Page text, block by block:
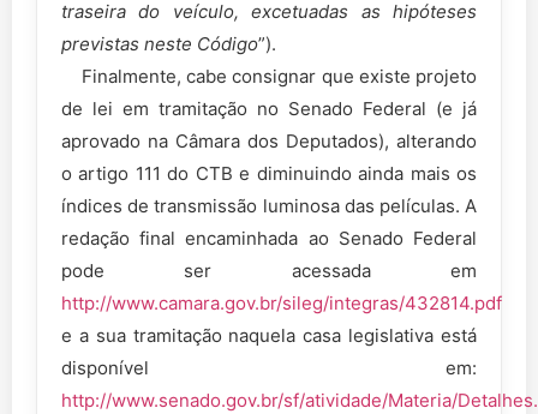
traseira do veículo, excetuadas as hipóteses
previstas neste Código”).
Finalmente, cabe consignar que existe projeto
de lei em tramitação no Senado Federal (e já
aprovado na Câmara dos Deputados), alterando
o artigo 111 do CTB e diminuindo ainda mais os
índices de transmissão luminosa das películas. A
redação final encaminhada ao Senado Federal
pode ser acessada em
http://www.camara.gov.br/sileg/integras/432814.pdf
e a sua tramitação naquela casa legislativa está
disponível em:
http://www.senado.gov.br/sf/atividade/Materia/